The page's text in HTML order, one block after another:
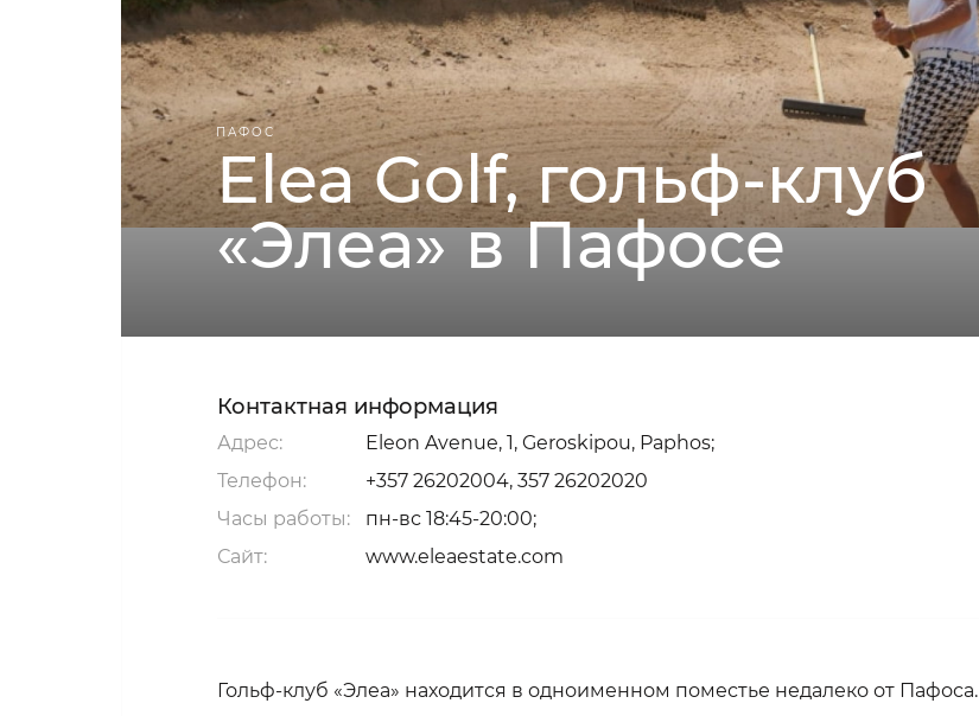
ПАФОС
Elea Golf, гольф-клуб
«Элеа» в Пафосе
Контактная информация
Адрес:
Eleon Avenue, 1, Geroskipou, Paphos;
Телефон:
+357 26202004, 357 26202020
Часы работы:
пн-вс 18:45-20:00;
Сайт:
www.eleaestate.com
Гольф-клуб «Элеа» находится в одноименном поместье недалеко от Пафоса.